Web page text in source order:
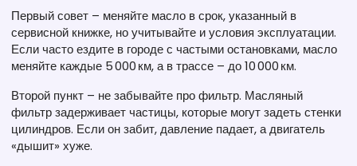
Первый совет – меняйте масло в срок, указанный в
сервисной книжке, но учитывайте и условия эксплуатации.
Если часто ездите в городе с частыми остановками, масло
меняйте каждые 5 000 км, а в трассе – до 10 000 км.
Второй пункт – не забывайте про фильтр. Масляный
фильтр задерживает частицы, которые могут задеть стенки
цилиндров. Если он забит, давление падает, а двигатель
«дышит» хуже.